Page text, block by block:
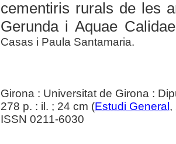
cementiris rurals de les
Gerunda i Aquae Calidae
Casas i Paula Santamaria.
Girona : Universitat de Girona :
278 p. : il. ; 24 cm (Estudi General,
ISSN 0211-6030